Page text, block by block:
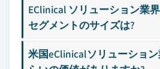
EClinical ソリューション業
セグメントのサイズは?
米国eClinicalソリューション